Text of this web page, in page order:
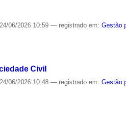
24/06/2026 10:59— registrado em:Gestão
Civil
24/06/2026 10:48— registrado em:Gestão